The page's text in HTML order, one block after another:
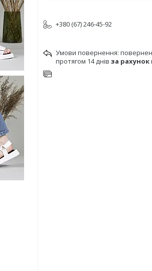
+380 (67) 246-45-92
протягом 14 днів за рахунок